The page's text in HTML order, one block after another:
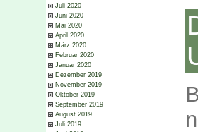
Juli 2020
Juni 2020
Mai 2020
April 2020
März 2020
Februar 2020
Januar 2020
Dezember 2019
November 2019
Oktober 2019
September 2019
August 2019
Juli 2019